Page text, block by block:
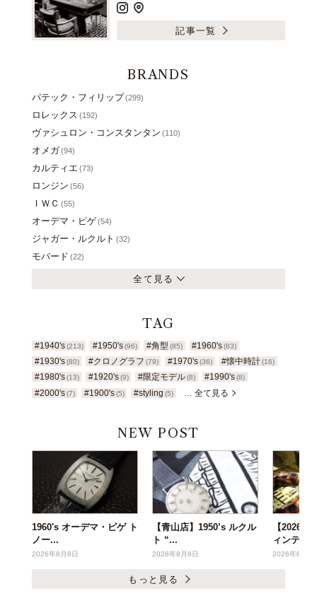
記事一覧
BRANDS
パテック・フィリップ(299)
ロレックス (192)
ヴァシュロン・コンスタンタン (110)
オメガ(94)
カルティエ (73)
ロンジン (56)
ＩＷＣ (55)
オーデマ・ピゲ(54)
ジャガー・ルクルト (32)
モバード (22)
全て見る
TAG
#1940's (213) #1950's(96) #角型 (85) #1960's (83)
#1930's (80) #クロノグラフ (79) #1970's(36) #懐中時計 (16)
#1980's (13) #1920's(9) #限定モデル(8) #1990's (8)
#2000's (7) #1900's(5) #styling (5) … 全て見る
NEW POST
1960's オーデマ・ピゲ ト
ノー...
2026年8月8日
【青山店】1950’s ルクル
ト “...
2026年8月8日
【2026年
ィンテー...
2026年8月6
もっと見る